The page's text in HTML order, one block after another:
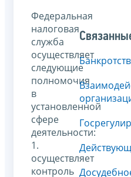
Федеральная
налоговая
служба
осуществляет
следующие
полномочия
в
установленной
сфере
деятельности:
1.
осуществляет
контроль